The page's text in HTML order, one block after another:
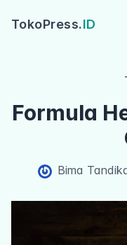
Formula
Bima
TokoPress.ID